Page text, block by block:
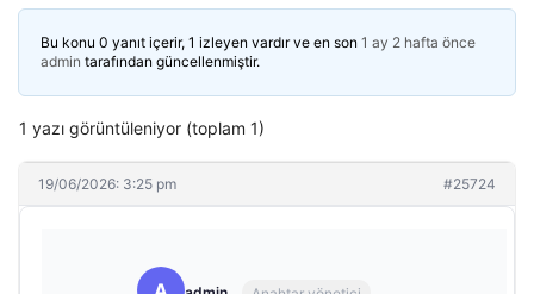
Bu konu 0 yanıt içerir, 1 izleyen vardır ve en son 1 ay 2 hafta önce
admin tarafından güncellenmiştir.
1 yazı görüntüleniyor (toplam 1)
19/06/2026: 3:25 pm #25724